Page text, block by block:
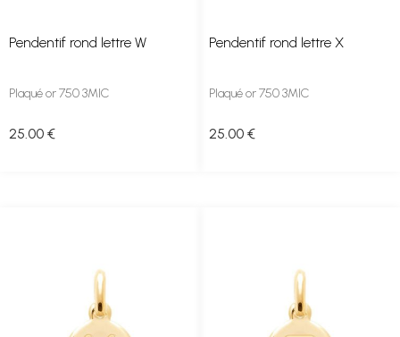
Pendentif rond lettre W
Plaqué or 750 3MIC
25 .00 €
Pendentif rond lettre X
Plaqué or 750 3MIC
25 .00 €